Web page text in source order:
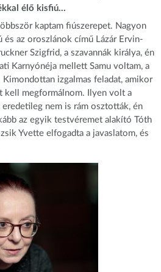
élő kisfiú…
kaptam fiúszerepet. Nagyon
az oroszlánok című Lázár Ervin-
Szigfrid, a szavannák királya, én
Karnyónéja mellett Samu voltam, a
izgalmas feladat, amikor
kell megformálnom. Ilyen volt a
eredetileg nem is rám osztották, én
az egyik testvéremet alakító Tóth
Yvette elfogadta a javaslatom, és